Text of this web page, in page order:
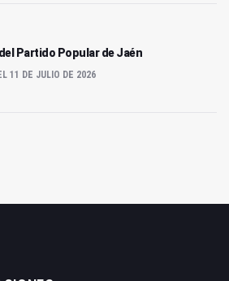
Partido Popular de Jaén
11 DE JULIO DE 2026